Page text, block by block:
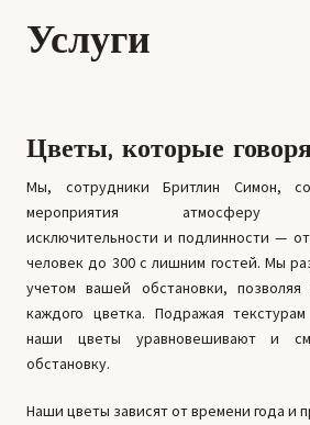
Услуги
Цветы, которые
Мы, сотрудники Бритлин Симон,
мероприятия атмосферу
исключительности и подлинности —
человек до 300 с лишним гостей. Мы
учетом вашей обстановки,
каждого цветка. Подражая
наши цветы уравновешивают и
обстановку.
Наши цветы зависят от времени года и